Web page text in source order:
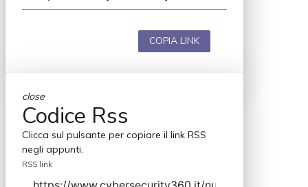
COPIA LINK
close
Codice Rss
Clicca sul pulsante per copiare il link RSS
negli appunti.
RSS link